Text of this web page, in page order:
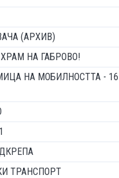
(АРХИВ)
НА ГАБРОВО!
НА МОБИЛНОСТТА - 16
ТРАНСПОРТ